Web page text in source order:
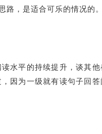
路，是适合可乐的情况的
水平的持续提升，谈其
因为一级就有读句子回